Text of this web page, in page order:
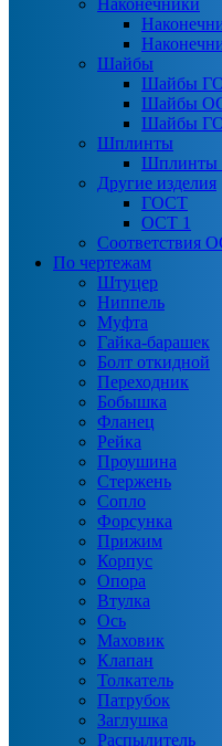
Наконечники
Шайбы
Шайбы
Шайбы
Шайбы
Шплинты
Другие изделия
ГОСТ
ОСТ 1
Соответствия
По чертежам
Штуцер
Ниппель
Муфта
Гайка-барашек
Болт откидной
Переходник
Бобышка
Фланец
Рейка
Проушина
Стержень
Сопло
Форсунка
Прижим
Корпус
Опора
Втулка
Ось
Маховик
Клапан
Толкатель
Патрубок
Заглушка
Распылитель